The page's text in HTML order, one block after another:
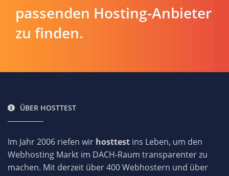
passenden Hosting-Anbieter
zu finden.
ÜBER HOSTTEST
Im Jahr 2006 riefen wir hosttest ins Leben, um den
Webhosting Markt im DACH-Raum transparenter zu
machen. Mit derzeit über 400 Webhostern und über